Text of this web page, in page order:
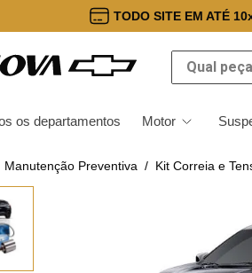
TODO SITE EM ATÉ
Qual peça
os departamentos Motor
Manutenção Preventiva Kit Correia e